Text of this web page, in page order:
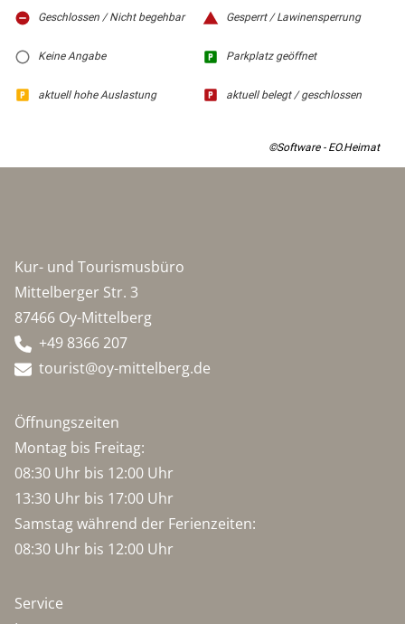
Geschlossen / Nicht begehbar Gesperrt / Lawinensperrung
Keine Angabe Parkplatz geöffnet
aktuell hohe Auslastung aktuell belegt / geschlossen
©Software - EO.Heimat
Kur- und Tourismusbüro
Mittelberger Str. 3
87466 Oy-Mittelberg
+49 8366 207
tourist@oy-mittelberg.de
Öffnungszeiten
Montag bis Freitag:
08:30 Uhr bis 12:00 Uhr
13:30 Uhr bis 17:00 Uhr
Samstag während der Ferienzeiten:
08:30 Uhr bis 12:00 Uhr
Service